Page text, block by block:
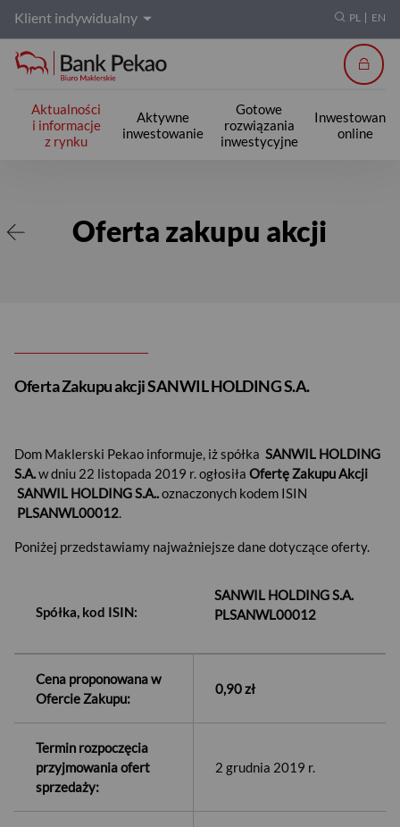
Klient indywidualny PL EN
Aktualności
i informacje
z rynku
Aktywne
inwestowanie
Gotowe
rozwiązania
inwestycyjne
Inwestowanie
online
Oferta zakupu akcji
Oferta Zakupu akcji SANWIL HOLDING S.A.
Dom Maklerski Pekao informuje, iż spółka SANWIL HOLDING
S.A.w dniu 22 listopada 2019 r. ogłosiła Ofertę Zakupu Akcji
SANWIL HOLDING S.A..oznaczonych kodem ISIN
PLSANWL00012.
Poniżej przedstawiamy najważniejsze dane dotyczące oferty.
Spółka, kod ISIN:
SANWIL HOLDING S.A.
PLSANWL00012
Cena proponowana w
Ofercie Zakupu:
0,90 zł
Termin rozpoczęcia
przyjmowania ofert
sprzedaży:
2 grudnia 2019 r.